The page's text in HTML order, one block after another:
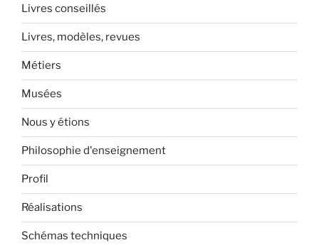
Livres conseillés
Livres, modèles, revues
Métiers
Musées
Nous y étions
Philosophie d'enseignement
Profil
Réalisations
Schémas techniques